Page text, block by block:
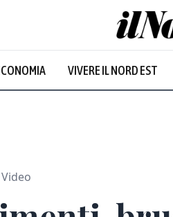
VIVERE IL NORD EST
Video